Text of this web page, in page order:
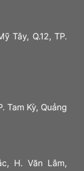
Tây, Q.12, TP.
Tam Kỳ, Quảng
H. Văn Lâm,